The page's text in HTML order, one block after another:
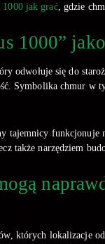
1000 jak grać, gdzie
1000”
odwołuje się do
Symbolika chmur
tajemnicy
także narzędziem
których lokalizacje